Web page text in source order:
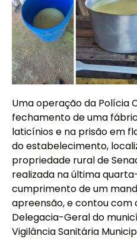
Uma operação da Polícia
fechamento de uma
laticínios e na prisão em
do estabelecimento,
propriedade rural de
realizada na última
cumprimento de um
apreensão, e contou com
Delegacia-Geral do
Vigilância Sanitária